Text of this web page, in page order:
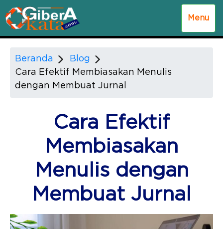
Menu
Beranda
Blog
Cara Efektif Membiasakan Menulis
dengan Membuat Jurnal
Cara Efektif
Membiasakan
Menulis dengan
Membuat Jurnal